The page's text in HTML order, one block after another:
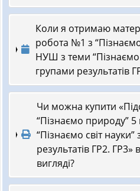
Коли я отримаю
робота №1 з
НУШ з теми “Пізнаємо
групами результатів
Чи можна купити
“Пізнаємо природу”
“Пізнаємо світ
результатів ГР2.
вигляді?